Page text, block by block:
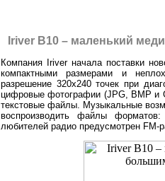
Iriver B10 – маленький
Компания Iriver начала поставки
компактными размерами и
разрешение 320х240 точек при
цифровые фотографии (JPG, BMP и
текстовые файлы. Музыкальные
воспроизводить файлы
любителей радио предусмотрен FM-